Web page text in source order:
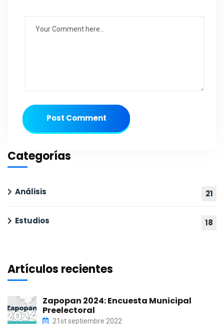
Post Comment
Categorías
Análisis 21
Estudios 18
Artículos recientes
Zapopan 2024: Encuesta Municipal
Preelectoral
21st septiembre 2022